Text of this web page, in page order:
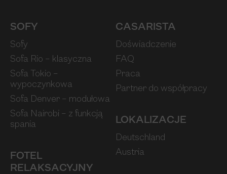
SOFY
Sofy
Sofa Rio – klasyczna
Sofa Tokio –
wypoczynkowa
Sofa Denver – modułowa
Sofa Nairobi – z funkcją
spania
FOTEL
RELAKSACYJNY
CASARISTA
Doświadczenie
FAQ
Praca
Partner do współpracy
LOKALIZACJE
Deutschland
Austria